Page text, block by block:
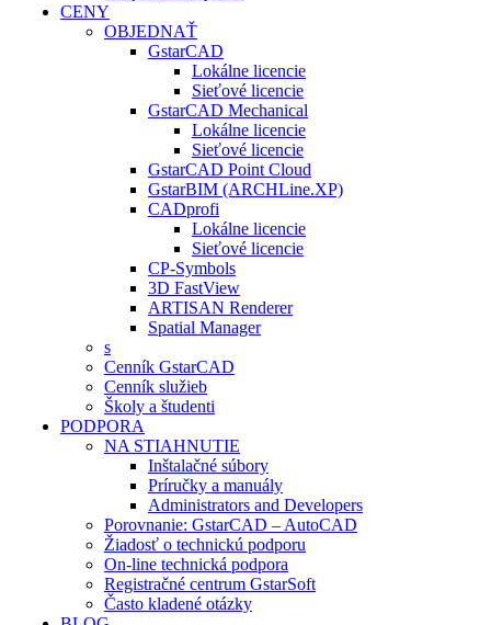
CENY
OBJEDNAŤ
GstarCAD
Lokálne licencie
Sieťové licencie
GstarCAD Mechanical
Lokálne licencie
Sieťové licencie
GstarCAD Point Cloud
GstarBIM (ARCHLine.XP)
CADprofi
Lokálne licencie
Sieťové licencie
CP-Symbols
3D FastView
ARTISAN Renderer
Spatial Manager
s
Cenník GstarCAD
Cenník služieb
Školy a študenti
PODPORA
NA STIAHNUTIE
Inštalačné súbory
Príručky a manuály
Administrators and Developers
Porovnanie: GstarCAD – AutoCAD
Žiadosť o technickú podporu
On-line technická podpora
Registračné centrum GstarSoft
Často kladené otázky